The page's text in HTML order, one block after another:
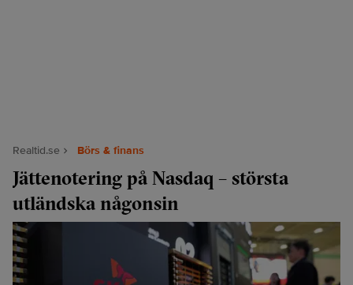
Realtid.se Börs & finans
Jättenotering på Nasdaq – största
utländska någonsin